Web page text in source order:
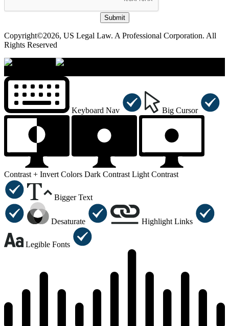
Submit
Copyright©2026, US Legal Law. A Professional Corporation. All
Rights Reserved
Keyboard Nav Big Cursor
Contrast + Invert Colors Dark Contrast Light Contrast
Bigger Text
Desaturate Highlight Links
Legible Fonts